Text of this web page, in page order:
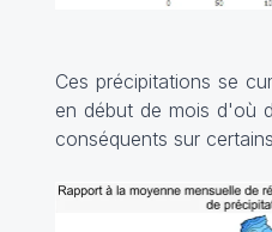
Ces précipitations se
en début de mois d'où
conséquents sur